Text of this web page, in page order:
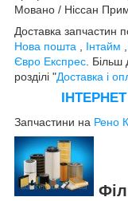
Мовано / Ніссан
Доставка запчастин
Нова пошта , Інтайм ,
Євро Експрес. Більш
розділі "Доставка і
Запчастини на Рено